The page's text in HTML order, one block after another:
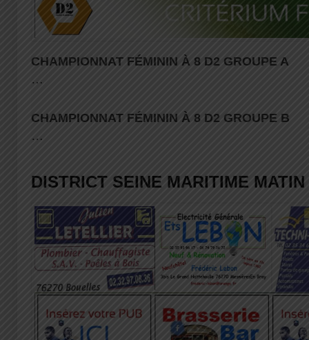
CHAMPIONNAT FÉMININ À 8 D2 GROUPE A
…
CHAMPIONNAT FÉMININ À 8 D2 GROUPE B
…
DISTRICT SEINE MARITIME MATIN